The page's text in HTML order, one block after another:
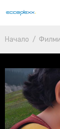
Начало Филми